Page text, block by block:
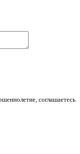
соглашаетесь